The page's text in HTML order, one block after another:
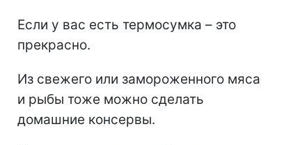
Если у вас есть термосумка – это
прекрасно.
Из свежего или замороженного мяса
и рыбы тоже можно сделать
домашние консервы.